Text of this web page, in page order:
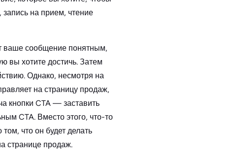
на прием, чтение
ваше сообщение понятным,
вы хотите достичь. Затем
Однако, несмотря на
на страницу продаж,
кнопки CTA — заставить
CTA. Вместо этого, что-то
что он будет делать
странице продаж.